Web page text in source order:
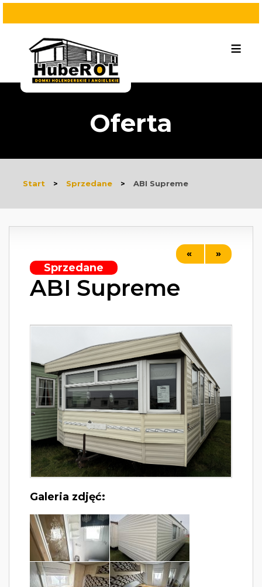
≡
Oferta
Start > Sprzedane > ABI Supreme
« »
Sprzedane
ABI Supreme
Galeria zdjęć: